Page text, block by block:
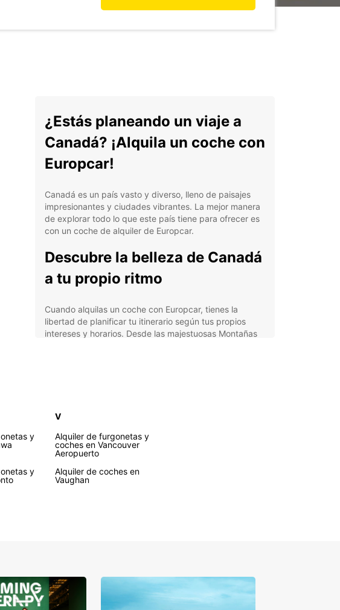
¿Estás planeando un viaje a
Canadá? ¡Alquila un coche con
Europcar!
Canadá es un país vasto y diverso, lleno de paisajes
impresionantes y ciudades vibrantes. La mejor manera
de explorar todo lo que este país tiene para ofrecer es
con un coche de alquiler de Europcar.
Descubre la belleza de Canadá
a tu propio ritmo
Cuando alquilas un coche con Europcar, tienes la
libertad de planificar tu itinerario según tus propios
intereses y horarios. Desde las majestuosas Montañas
con Europcar en Canadá
Amplia selección de vehículos, desde compactos
hasta SUVs, para adaptarse a tus necesidades de
viaje.
en Canadá
No importa si estás planeando un viaje de negocios o
y
y
V
Alquiler de furgonetas y
coches en Vancouver
Aeropuerto
Alquiler de coches en
Vaughan